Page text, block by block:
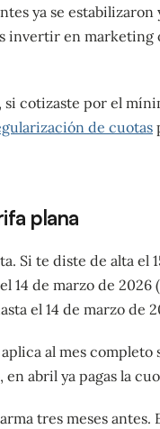
ya se estabilizaron
invertir en marketing
si cotizaste por el
de cuotas
plana
Si te diste de alta el
de marzo de 2026
el 14 de marzo de
al mes completo
abril ya pagas la
tres meses antes.